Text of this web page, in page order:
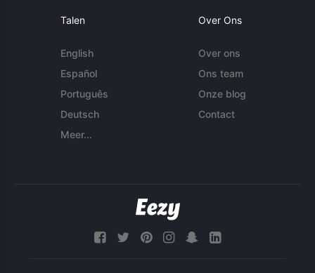
Talen
English
Español
Português
Deutsch
Meer...
Over Ons
Over ons
Ons team
Onze blog
Contact